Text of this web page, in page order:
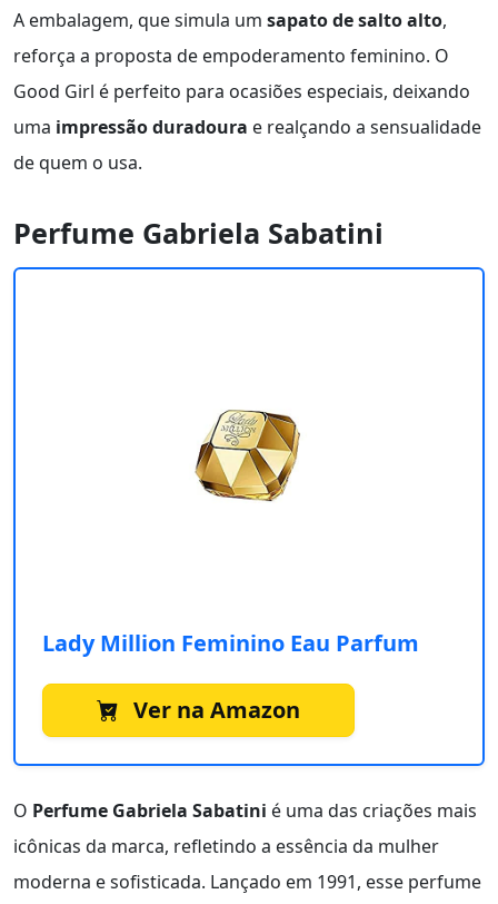
A embalagem, que simula um sapato de salto alto,
reforça a proposta de empoderamento feminino. O
Good Girl é perfeito para ocasiões especiais, deixando
uma impressão duradoura e realçando a sensualidade
de quem o usa.
Perfume Gabriela Sabatini
Lady Million Feminino Eau Parfum
Ver na Amazon
O Perfume Gabriela Sabatini é uma das criações mais
icônicas da marca, refletindo a essência da mulher
moderna e sofisticada. Lançado em 1991, esse perfume